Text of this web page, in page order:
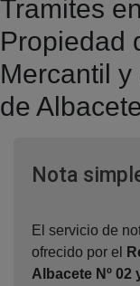
Tramites
Propiedad
Mercantil
de
Nota
El servicio de
ofrecido por el
Albacete Nº 02